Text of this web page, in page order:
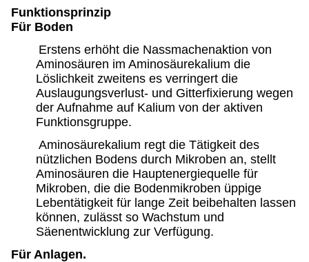
Funktionsprinzip
Für Boden
Erstens erhöht die Nassmachenaktion von
Aminosäuren im Aminosäurekalium die
Löslichkeit zweitens es verringert die
Auslaugungsverlust- und Gitterfixierung wegen
der Aufnahme auf Kalium von der aktiven
Funktionsgruppe.
Aminosäurekalium regt die Tätigkeit des
nützlichen Bodens durch Mikroben an, stellt
Aminosäuren die Hauptenergiequelle für
Mikroben, die die Bodenmikroben üppige
Lebentätigkeit für lange Zeit beibehalten lassen
können, zulässt so Wachstum und
Säenentwicklung zur Verfügung.
Für Anlagen.